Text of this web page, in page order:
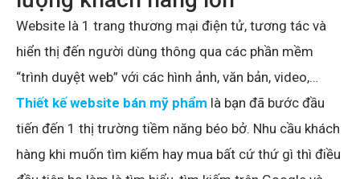
Website là 1 trang thương mại điện tử, tương tác và
hiển thị đến người dùng thông qua các phần mềm
“trình duyệt web” với các hình ảnh, văn bản, video,…
Thiết kế website bán mỹ phẩm là bạn đã bước đầu
tiến đến 1 thị trường tiềm năng béo bở. Nhu cầu khách
hàng khi muốn tìm kiếm hay mua bất cứ thứ gì thì điều